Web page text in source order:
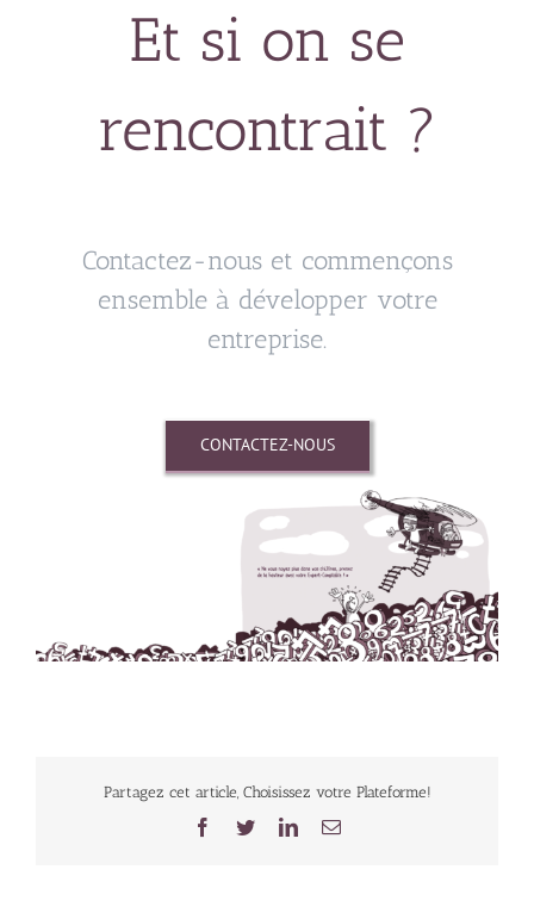
Et si on se
rencontrait ?
Contactez-nous et commençons
ensemble à développer votre
entreprise.
CONTACTEZ-NOUS
Partagez cet article, Choisissez votre Plateforme!
Facebook
TwitterLinkedInEmail